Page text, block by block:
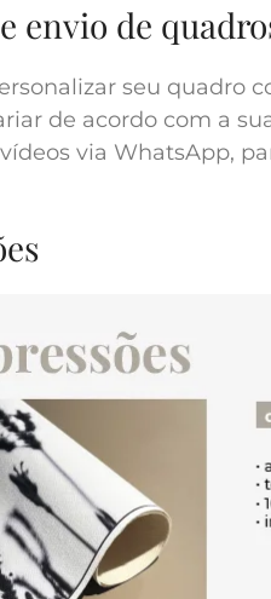
envio de
seu quadro
de acordo com a
via WhatsApp,